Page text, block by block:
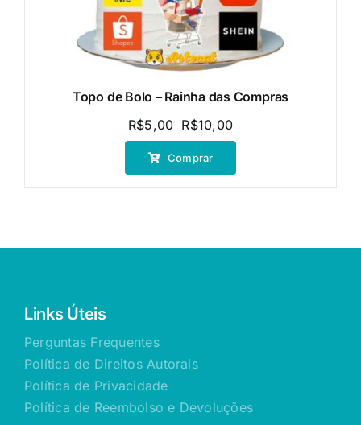
Topo de Bolo – Rainha das Compras
R$10,00O
preço
era:
R$5,00
O
preço
é:
Comprar
Links Úteis
Perguntas Frequentes
Política de Direitos Autorais
Política de Privacidade
Política de Reembolso e Devoluções